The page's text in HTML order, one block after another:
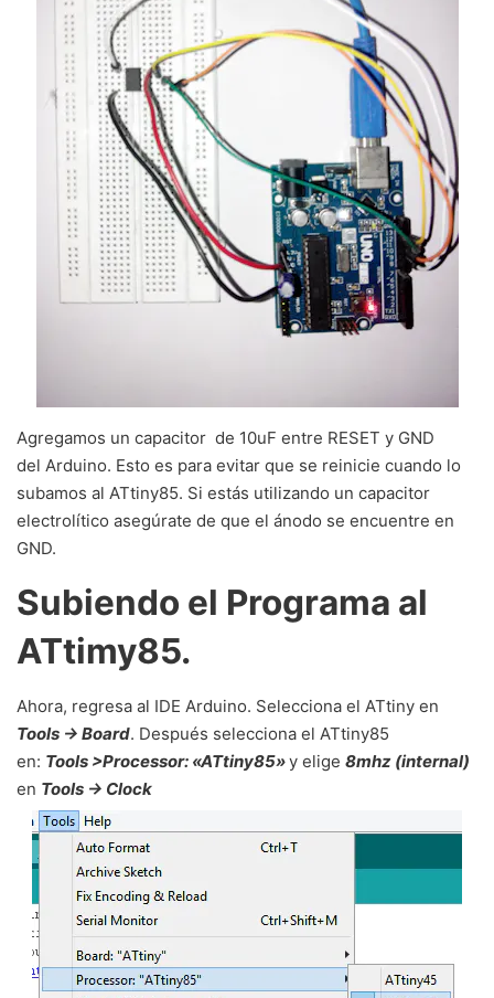
Agregamos un capacitor de 10uF entre RESET y GND
del Arduino. Esto es para evitar que se reinicie cuando lo
subamos al ATtiny85. Si estás utilizando un capacitor
electrolítico asegúrate de que el ánodo se encuentre en
GND.
Subiendo el Programa al
ATtimy85.
Ahora, regresa al IDE Arduino. Selecciona el ATtiny en
Tools -> Board. Después selecciona el ATtiny85
en: Tools >Processor: «ATtiny85»y elige 8mhz (internal)
en Tools -> Clock